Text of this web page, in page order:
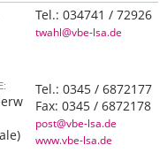
Tel.:034741 / 72926
twahl@vbe-lsa.de
Tel.:0345 / 6872177
Fax:0345 / 6872178
post@vbe-lsa.de
www.vbe-lsa.de